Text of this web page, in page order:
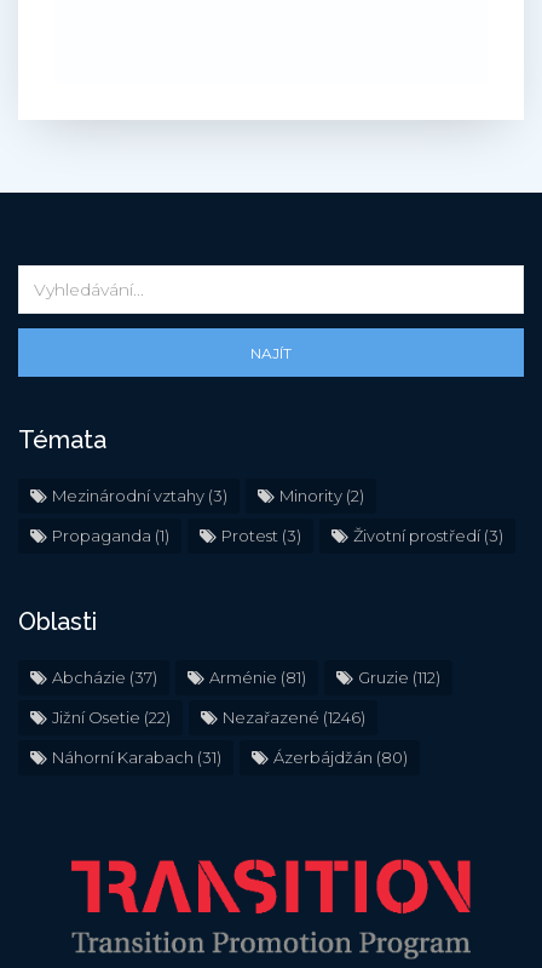
NAJÍT
Témata
Mezinárodní vztahy (3) Minority (2)
Propaganda (1) Protest (3) Životní prostředí(3)
Oblasti
Abcházie (37) Arménie (81) Gruzie (112)
Jižní Osetie (22) Nezařazené (1246)
Náhorní Karabach (31) Ázerbájdžán (80)